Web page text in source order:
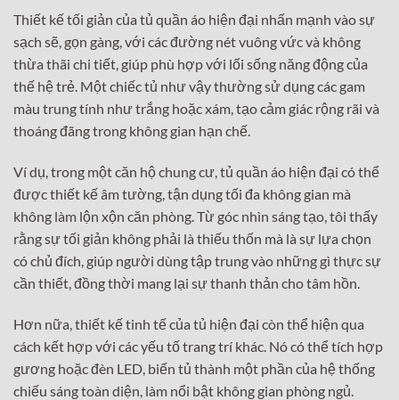
Thiết kế tối giản của tủ quần áo hiện đại nhấn mạnh vào sự
sạch sẽ, gọn gàng, với các đường nét vuông vức và không
thừa thãi chi tiết, giúp phù hợp với lối sống năng động của
thế hệ trẻ. Một chiếc tủ như vậy thường sử dụng các gam
màu trung tính như trắng hoặc xám, tạo cảm giác rộng rãi và
thoáng đãng trong không gian hạn chế.
Ví dụ, trong một căn hộ chung cư, tủ quần áo hiện đại có thể
được thiết kế âm tường, tận dụng tối đa không gian mà
không làm lộn xộn căn phòng. Từ góc nhìn sáng tạo, tôi thấy
rằng sự tối giản không phải là thiếu thốn mà là sự lựa chọn
có chủ đích, giúp người dùng tập trung vào những gì thực sự
cần thiết, đồng thời mang lại sự thanh thản cho tâm hồn.
Hơn nữa, thiết kế tinh tế của tủ hiện đại còn thể hiện qua
cách kết hợp với các yếu tố trang trí khác. Nó có thể tích hợp
gương hoặc đèn LED, biến tủ thành một phần của hệ thống
chiếu sáng toàn diện, làm nổi bật không gian phòng ngủ.